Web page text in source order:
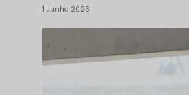
1 Junho 2026